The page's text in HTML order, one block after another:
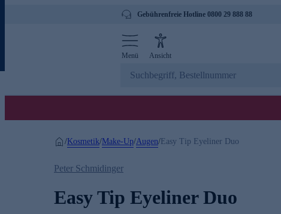
Gebührenfreie Hotline 0800 29 888 88
Menü Ansicht
/Kosmetik/Make-Up/Augen/ Easy Tip Eyeliner Duo
Peter Schmidinger
Easy Tip Eyeliner Duo